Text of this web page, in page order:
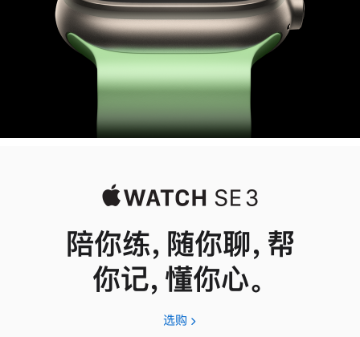
陪你练，随你聊，帮
你记，懂你心。
选购 Apple